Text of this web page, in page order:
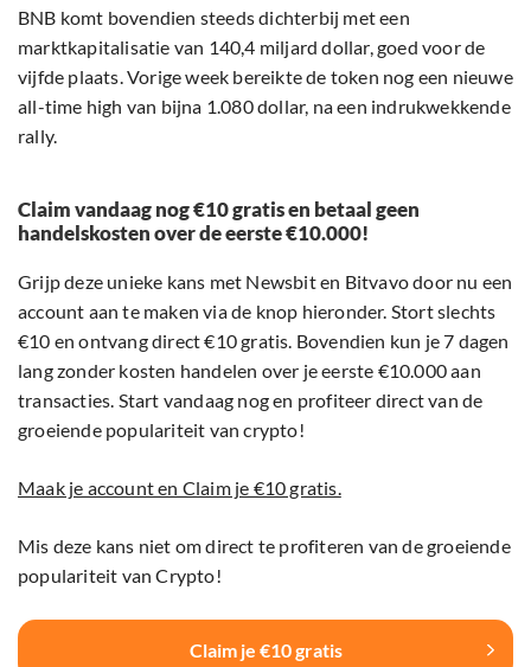
BNB komt bovendien steeds dichterbij met een
marktkapitalisatie van 140,4 miljard dollar, goed voor de
vijfde plaats. Vorige week bereikte de token nog een nieuwe
all-time high van bijna 1.080 dollar, na een indrukwekkende
rally.
Claim vandaag nog €10 gratis en betaal geen
handelskosten over de eerste €10.000!
Grijp deze unieke kans met Newsbit en Bitvavo door nu een
account aan te maken via de knop hieronder. Stort slechts
€10 en ontvang direct €10 gratis. Bovendien kun je 7 dagen
lang zonder kosten handelen over je eerste €10.000 aan
transacties. Start vandaag nog en profiteer direct van de
groeiende populariteit van crypto!
Maak je account en Claim je €10 gratis.
Mis deze kans niet om direct te profiteren van de groeiende
populariteit van Crypto!
Claim je €10 gratis